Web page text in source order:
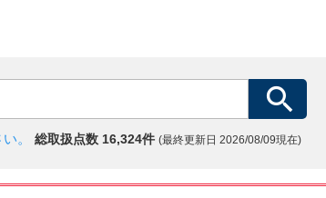
。 総取扱点数 16,324件 (最終更新日 2026/08/09現在)